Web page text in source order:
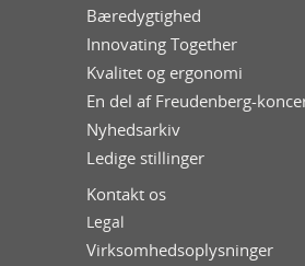
Bæredygtighed
Innovating Together
Kvalitet og ergonomi
En del af Freudenberg-
Nyhedsarkiv
Ledige stillinger
Kontakt os
Legal
Virksomhedsoplysninger